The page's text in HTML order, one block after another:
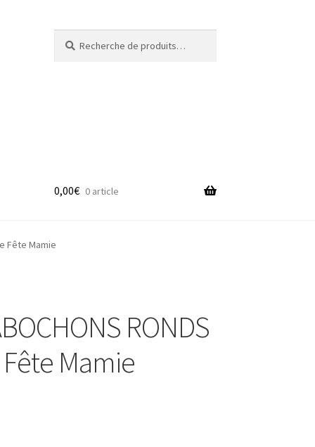
pour :
0,00€ 0 article
Fête Mamie
RONDS
Fête Mamie